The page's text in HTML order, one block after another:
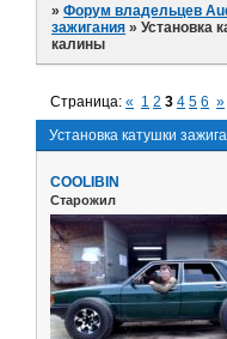
»Форум владельцев
зажигания »Установка
калины
Установка катушки
Страница:« 1 2 3 4 5 6 »
COOLIBIN
Старожил